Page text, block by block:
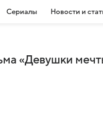
Сериалы Новости и
«Девушки